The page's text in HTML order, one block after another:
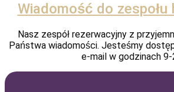
Wiadomość do
Nasz zespół rezerwacyjny z
Państwa wiadomości. Jesteśmy
e-mail w godzinach